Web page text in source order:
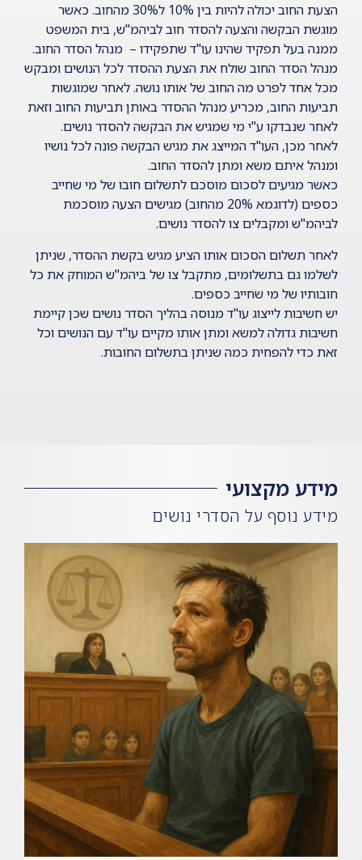
הצעת החוב יכולה להיות בין 10% ל30% מהחוב. כאשר
מוגשת הבקשה והצעה להסדר חובלביהמ"ש, בית המשפט
ממנה בעל תפקיד שהינו עו"ד שתפקידו – מנהל הסדר החוב.
מנהל הסדר החוב שולח את הצעת ההסדר לכל הנושים ומבקש
מכל אחד לפרט מה החוב של אותו נושה. לאחר שמוגשות
תביעות החוב, מכריע מנהל ההסדר באותן תביעות החוב וזאת
לאחר שנבדקו ע"י מי שמגיש את הבקשה להסדר נושים.
לאחר מכן, העו"ד המייצג את מגיש הבקשה פונה לכל נושיו
ומנהל איתם משא ומתן להסדר החוב.
כאשר מגיעים לסכום מוסכם לתשלום חובו של מי שחייב
כספים (לדוגמא 20% מהחוב) מגישים הצעה מוסכמת
לביהמ"ש ומקבלים צו להסדר נושים.
לאחר תשלום הסכום אותו הציע מגיש בקשת ההסדר, שניתן
לשלמו גם בתשלומים, מתקבל צו של ביהמ"ש המוחק את כל
חובותיו של מי שחייב כספים.
יש חשיבות לייצוג עו"ד מנוסה בהליך הסדר נושים שכן קיימת
חשיבות גדולה למשא ומתן אותו מקיים עו"ד עם הנושים וכל
זאת כדי להפחית כמה שניתן בתשלום החובות.
מידע מקצועי
מידע נוסף על הסדרי נושים